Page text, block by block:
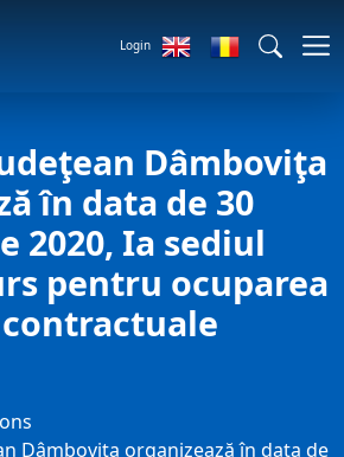
Login
Dâmboviţa
în data de 30
2020, Ia sediul
pentru ocuparea
Dâmboviţa organizează în data de